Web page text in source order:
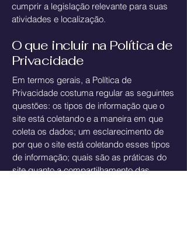
cumprir a legislação relevante para suas
atividades e localização.
O que incluir na Política de
Privacidade
Em termos gerais, a Política de
Privacidade costuma regular as seguintes
questões: os tipos de informação que o
site está coletando e a maneira em que
coleta os dados; um esclarecimento de
por que o site está coletando esses tipos
de informação; quais são as práticas do
site quanto a compartilhamento das